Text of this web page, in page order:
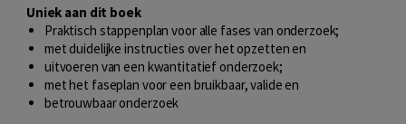
Uniek aan dit boek
Praktisch stappenplan voor alle fases van onderzoek;
met duidelijke instructies over het opzetten en
uitvoeren van een kwantitatief onderzoek;
met het faseplan voor een bruikbaar, valide en
betrouwbaar onderzoek